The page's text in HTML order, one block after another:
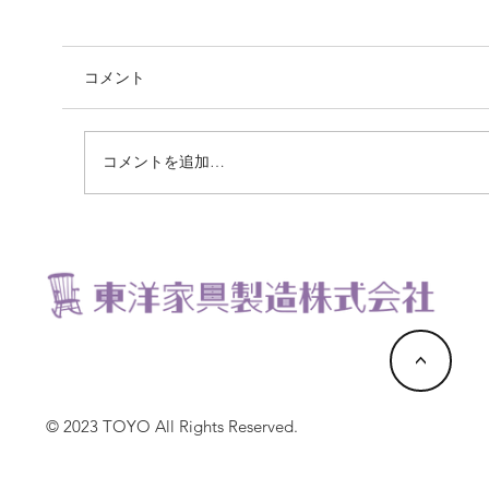
学習机を流行りの配色に。
コメント
コメントを追加…
© 2023 TOYO All Rights Reserved.
<